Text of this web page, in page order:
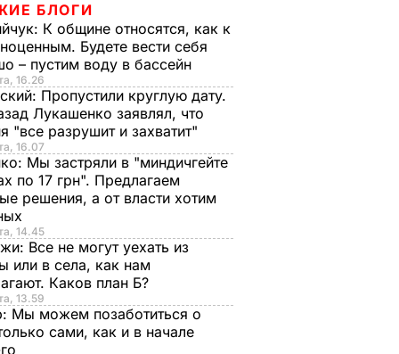
БЛОГИ
К общине относятся, как к
Будете вести себя
– пустим воду в бассейн
16.26
Пропустили круглую дату.
Лукашенко заявлял, что
"все разрушит и захватит"
16.07
Мы застряли в "миндичгейте
по 17 грн". Предлагаем
решения, а от власти хотим
14.45
Все не могут уехать из
или в села, как нам
Каков план Б?
13.59
Мы можем позаботиться о
сами, как и в начале